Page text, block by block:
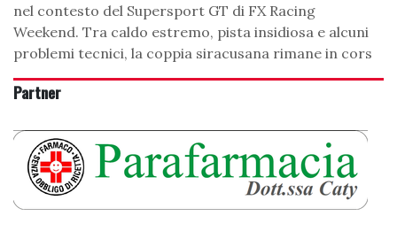
nel contesto del Supersport GT di FX Racing
Weekend. Tra caldo estremo, pista insidiosa e alcuni
problemi tecnici, la coppia siracusana rimane in cors
Partner